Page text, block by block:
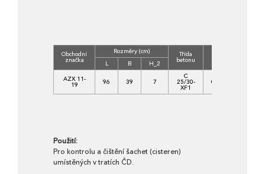
Obchodní
značka
Rozměry (cm) Třída
betonu
L B
H_2
AZX 11-
19 96 39 7
C
25/30-
XF1
0,0195
Použití:
Pro kontrolu a čištění šachet (cisteren)
umístěných v tratích ČD.